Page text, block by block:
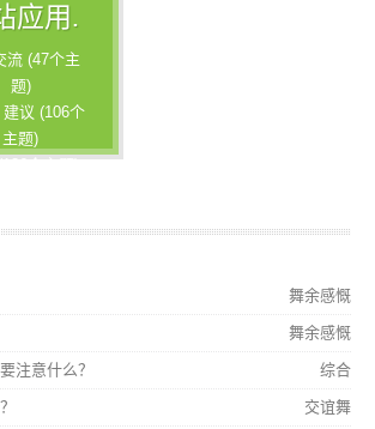
应用.
流 (47个主
题)
建议 (106个
主题)
个主题)
舞余感慨
舞余感慨
注意什么？ 综合
交谊舞